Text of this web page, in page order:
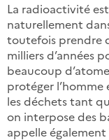
La radioactivité
naturellement
toutefois prendre
milliers d’années
beaucoup
protéger
les déchets tant
on interpose des
appelle